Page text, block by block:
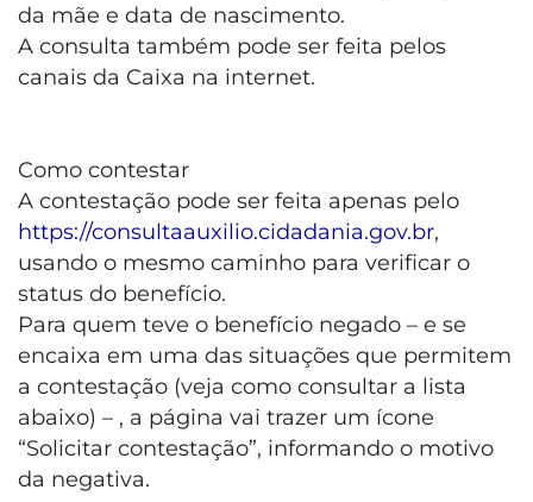
da mãe e data de nascimento.
A consulta também pode ser feita pelos
canais da Caixa na internet.
Como contestar
A contestação pode ser feita apenas pelo
https://consultaauxilio.cidadania.gov.br,
usando o mesmo caminho para verificar o
status do benefício.
Para quem teve o benefício negado – e se
encaixa em uma das situações que permitem
a contestação (veja como consultar a lista
abaixo) – , a página vai trazer um ícone
“Solicitar contestação”, informando o motivo
da negativa.